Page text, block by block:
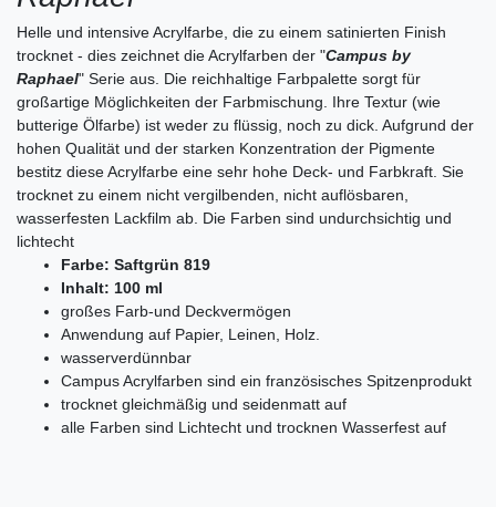
Helle und intensive Acrylfarbe, die zu einem satinierten Finish
trocknet - dies zeichnet die Acrylfarben der "Campus by
Raphael" Serie aus. Die reichhaltige Farbpalette sorgt für
großartige Möglichkeiten der Farbmischung. Ihre Textur (wie
butterige Ölfarbe) ist weder zu flüssig, noch zu dick. Aufgrund der
hohen Qualität und der starken Konzentration der Pigmente
bestitz diese Acrylfarbe eine sehr hohe Deck- und Farbkraft. Sie
trocknet zu einem nicht vergilbenden, nicht auflösbaren,
wasserfesten Lackfilm ab. Die Farben sind undurchsichtig und
lichtecht
Farbe: Saftgrün 819
Inhalt: 100 ml
großes Farb-und Deckvermögen
Anwendung auf Papier, Leinen, Holz.
wasserverdünnbar
Campus Acrylfarben sind ein französisches Spitzenprodukt
trocknet gleichmäßig und seidenmatt auf
alle Farben sind Lichtecht und trocknen Wasserfest auf